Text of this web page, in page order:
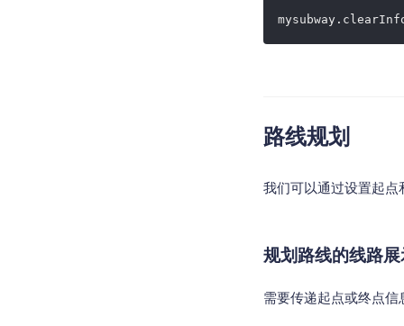
路线规划
我们可以通过设置起
规划路线的线路
需要传递起点或终点